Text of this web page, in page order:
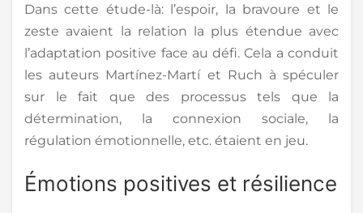
Dans cette étude-là: l’espoir, la bravoure et le
zeste avaient la relation la plus étendue avec
l’adaptation positive face au défi. Cela a conduit
les auteurs Martínez-Martí et Ruch à spéculer
sur le fait que des processus tels que la
détermination, la connexion sociale, la
régulation émotionnelle, etc. étaient en jeu.
Émotions positives et résilience